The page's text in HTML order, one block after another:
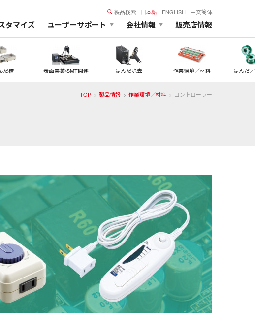
製品検索 日本語 ENGLISH 中文簡体
タマイズ ユーザーサポート 会社情報 販売店情報
だ槽 表面実装/SMT関連 はんだ除去 作業環境／材料 はんだ
TOP 製品情報 作業環境／材料 コントローラー